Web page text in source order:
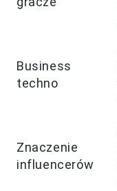
Business
techno
Znaczenie
influencerów